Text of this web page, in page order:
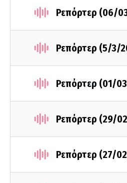
Ρεπόρτερ (06/
Ρεπόρτερ (5/3/
Ρεπόρτερ (01/
Ρεπόρτερ (29/
Ρεπόρτερ (27/